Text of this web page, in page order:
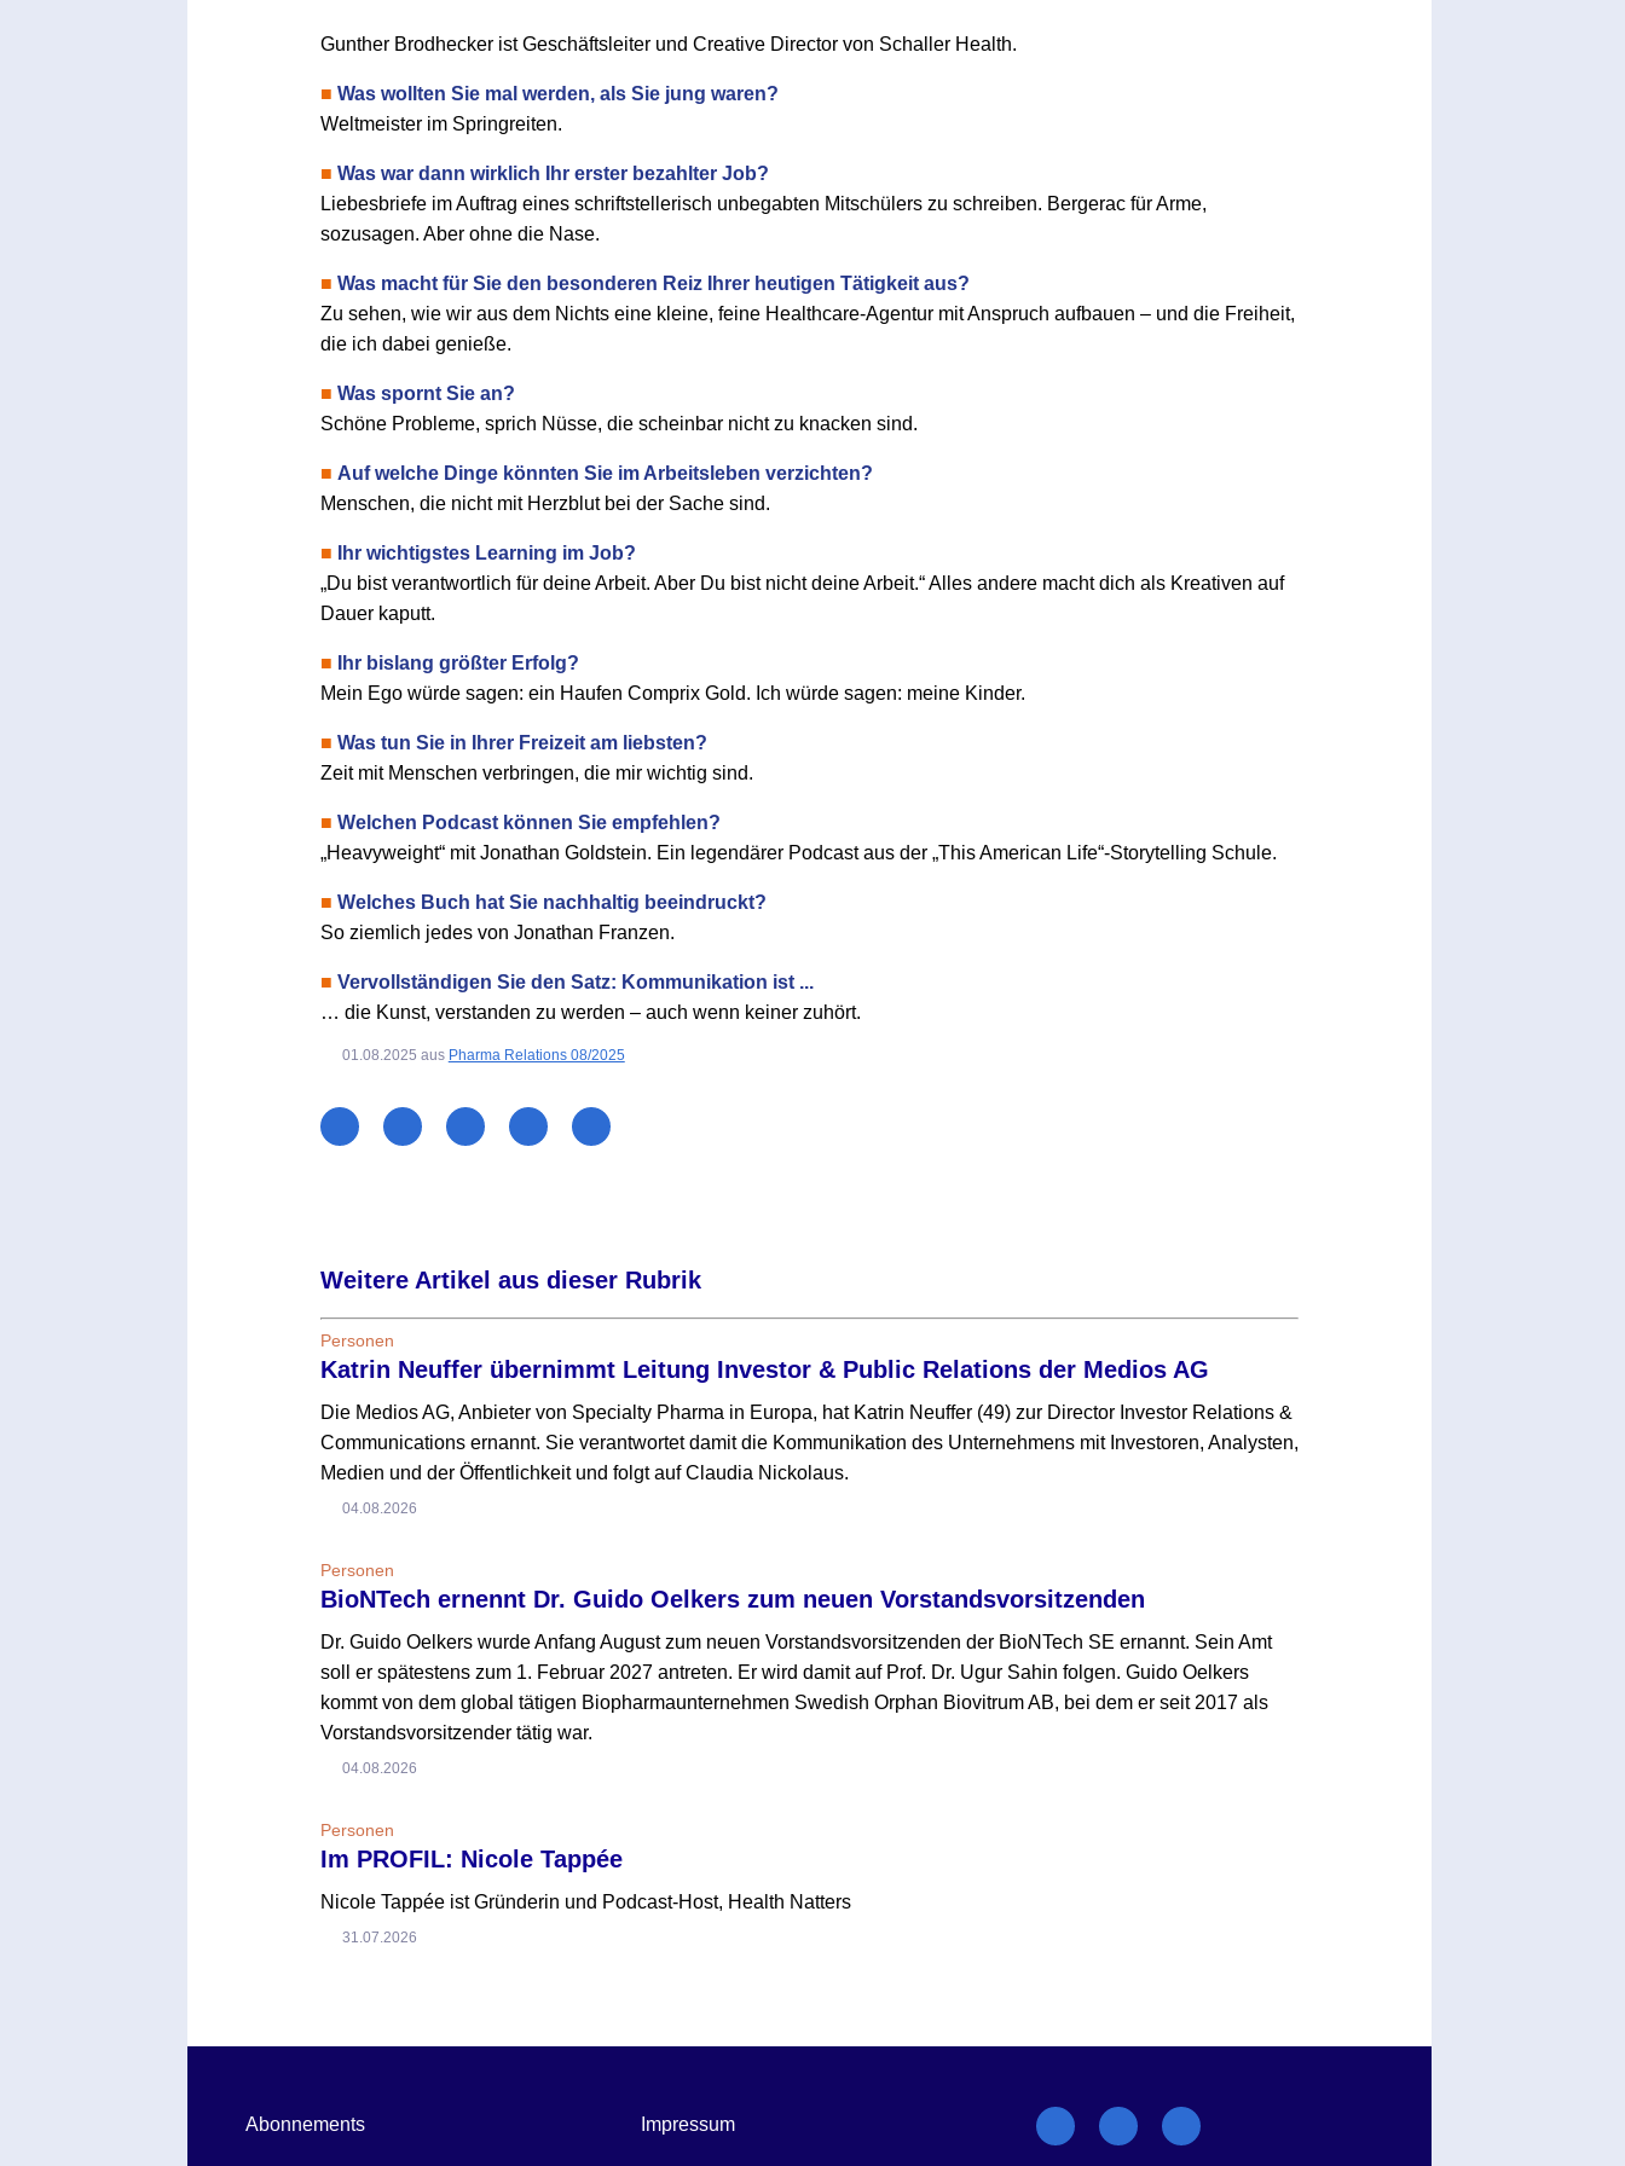
Gunther Brodhecker ist Geschäftsleiter und Creative Director von Schaller Health.
■ Was wollten Sie mal werden, als Sie jung waren?
Weltmeister im Springreiten.
■ Was war dann wirklich Ihr erster bezahlter Job?
Liebesbriefe im Auftrag eines schriftstellerisch unbegabten Mitschülers zu schreiben. Bergerac für Arme,
sozusagen. Aber ohne die Nase.
■ Was macht für Sie den besonderen Reiz Ihrer heutigen Tätigkeit aus?
Zu sehen, wie wir aus dem Nichts eine kleine, feine Healthcare-Agentur mit Anspruch aufbauen – und die Freiheit,
die ich dabei genieße.
■ Was spornt Sie an?
Schöne Probleme, sprich Nüsse, die scheinbar nicht zu knacken sind.
■ Auf welche Dinge könnten Sie im Arbeitsleben verzichten?
Menschen, die nicht mit Herzblut bei der Sache sind.
■ Ihr wichtigstes Learning im Job?
„Du bist verantwortlich für deine Arbeit. Aber Du bist nicht deine Arbeit.“ Alles andere macht dich als Kreativen auf
Dauer kaputt.
■ Ihr bislang größter Erfolg?
Mein Ego würde sagen: ein Haufen Comprix Gold. Ich würde sagen: meine Kinder.
■ Was tun Sie in Ihrer Freizeit am liebsten?
Zeit mit Menschen verbringen, die mir wichtig sind.
■ Welchen Podcast können Sie empfehlen?
„Heavyweight“ mit Jonathan Goldstein. Ein legendärer Podcast aus der „This American Life“-Storytelling Schule.
■ Welches Buch hat Sie nachhaltig beeindruckt?
So ziemlich jedes von Jonathan Franzen.
■ Vervollständigen Sie den Satz: Kommunikation ist ...
… die Kunst, verstanden zu werden – auch wenn keiner zuhört.
01.08.2025 aus Pharma Relations 08/2025
Weitere Artikel aus dieser Rubrik
Personen
Katrin Neuffer übernimmt Leitung Investor & Public Relations der Medios AG
Die Medios AG, Anbieter von Specialty Pharma in Europa, hat Katrin Neuffer (49) zur Director Investor Relations &
Communications ernannt. Sie verantwortet damit die Kommunikation des Unternehmens mit Investoren, Analysten,
Medien und der Öffentlichkeit und folgt auf Claudia Nickolaus.
04.08.2026
Personen
BioNTech ernennt Dr. Guido Oelkers zum neuen Vorstandsvorsitzenden
Dr. Guido Oelkers wurde Anfang August zum neuen Vorstandsvorsitzenden der BioNTech SE ernannt. Sein Amt
soll er spätestens zum 1. Februar 2027 antreten. Er wird damit auf Prof. Dr. Ugur Sahin folgen. Guido Oelkers
kommt von dem global tätigen Biopharmaunternehmen Swedish Orphan Biovitrum AB, bei dem er seit 2017 als
Vorstandsvorsitzender tätig war.
04.08.2026
Personen
Im PROFIL: Nicole Tappée
Nicole Tappée ist Gründerin und Podcast-Host, Health Natters
31.07.2026
Abonnements Impressum